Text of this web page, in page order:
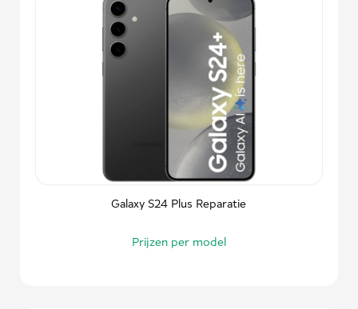
Galaxy S24 Plus Reparatie
Prijzen per model